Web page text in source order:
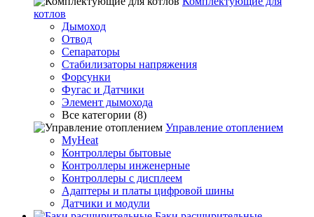
котлов
Дымоход
Отвод
Сепараторы
Стабилизаторы напряжения
Форсунки
Фугас и Датчики
Элемент дымохода
Все категории (8)
Управление отоплением
MyHeat
Контроллеры бытовые
Контроллеры инженерные
Контроллеры с дисплеем
Адаптеры и платы цифровой шины
Датчики и модули